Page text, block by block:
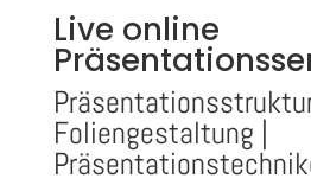
Live online
Foliengestaltung |